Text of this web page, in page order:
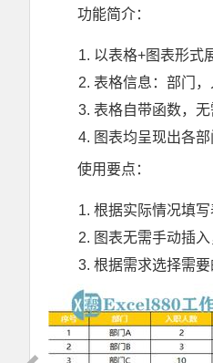
功能简介：
以表格+图表形式
表格信息：部门
表格自带函数，无
图表均呈现出各
使用要点：
根据实际情况填写
图表无需手动插入
根据需求选择需要